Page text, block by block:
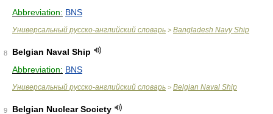
Abbreviation: BNS
Универсальный русско-английский словарь > Bangladesh Navy Ship
8
Belgian Naval Ship
Abbreviation: BNS
Универсальный русско-английский словарь > Belgian Naval Ship
9
Belgian Nuclear Society